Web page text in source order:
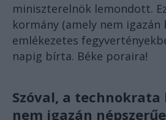
miniszterelnök lemondott.
kormány (amely nem
emlékezetes
napig bírta. Béke poraira!
Szóval, a
nem igazán